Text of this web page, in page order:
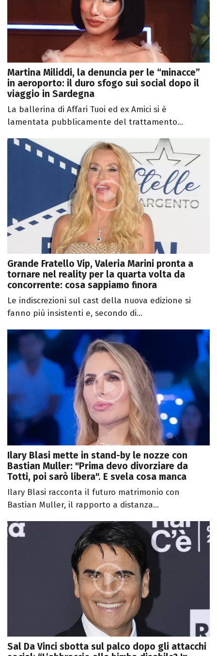
Martina Miliddi, la denuncia per le “minacce”
in aeroporto: il duro sfogo sui social dopo il
viaggio in Sardegna
La ballerina di Affari Tuoi ed ex Amici si è
lamentata pubblicamente del trattamento...
Grande Fratello Vip, Valeria Marini pronta a
tornare nel reality per la quarta volta da
concorrente: cosa sappiamo finora
Le indiscrezioni sul cast della nuova edizione si
fanno più insistenti e, secondo di...
Ilary Blasi mette in stand-by le nozze con
Bastian Muller: "Prima devo divorziare da
Totti, poi sarò libera". E svela cosa manca
Ilary Blasi racconta il futuro matrimonio con
Bastian Muller, il rapporto a distanza...
Sal Da Vinci sbotta sul palco dopo gli attacchi